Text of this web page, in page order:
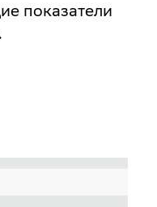
показатели